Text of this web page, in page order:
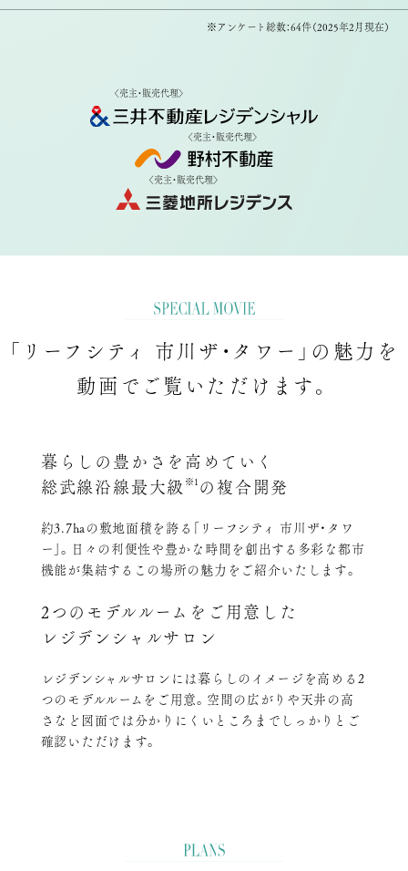
※アンケート総数：64件（2025年2月現在）
〈売主・販売代理〉
〈売主・販売代理〉
〈売主・販売代理〉
「リーフシティ 市川ザ・タワー」の魅力を
動画でご覧いただけます。
暮らしの豊かさを高めていく
総武線沿線最大級 ※1 の複合開発
約3.7haの敷地面積を誇る｢リーフシティ 市川ザ・タワ
ー｣。日々の利便性や豊かな時間を創出する多彩な都市
機能が集結するこの場所の魅力をご紹介いたします。
2つのモデルルームをご用意した
レジデンシャルサロン
レジデンシャルサロンには暮らしのイメージを高める2
つのモデルルームをご用意。空間の広がりや天井の高
さなど図面では分かりにくいところまでしっかりとご
確認いただけます。